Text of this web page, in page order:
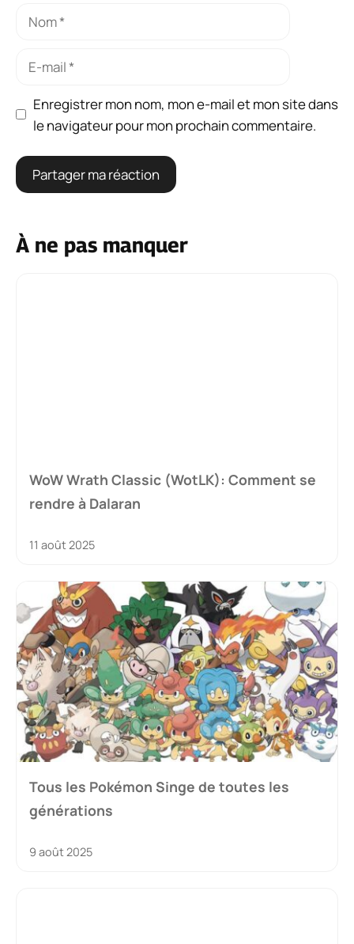
Nom
Enregistrer mon nom, mon e-mail et mon site dans
le navigateur pour mon prochain commentaire.
À ne pas manquer
WoW Wrath Classic (WotLK): Comment se
rendre à Dalaran
11 août 2025
Tous les Pokémon Singe de toutes les
générations
9 août 2025